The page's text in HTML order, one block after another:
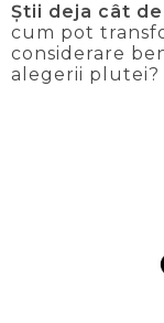
Știi deja cât
cum pot
considerare
alegerii plutei?